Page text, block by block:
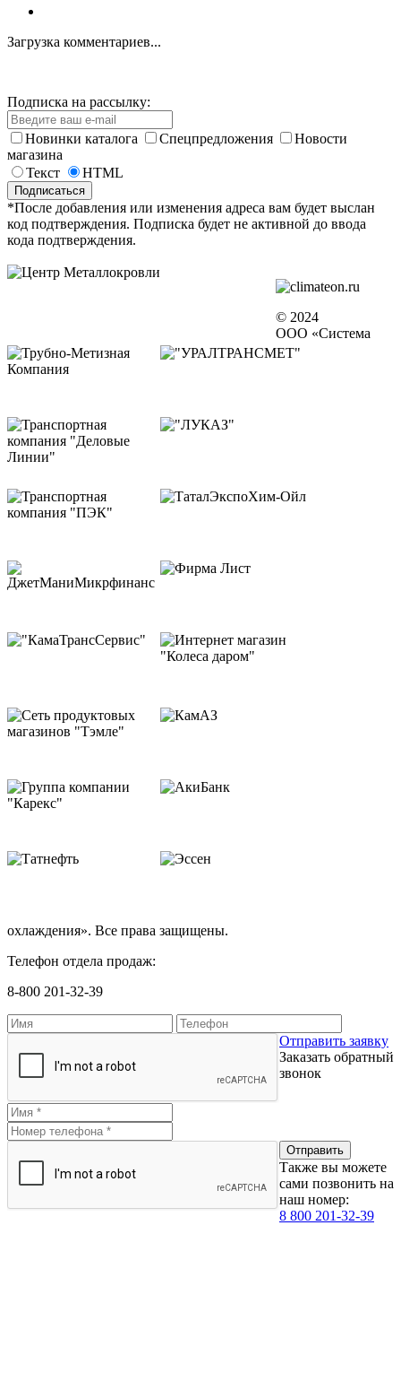
Загрузка комментариев...
Подписка на рассылку:
Новинки каталога Спецпредложения
Новости
магазина
Текст
HTML
*После добавления или изменения адреса вам будет выслан
код подтверждения. Подписка будет не активной до ввода
кода подтверждения.
© 2024
ООО «Система
охлаждения». Все права защищены.
Телефон отдела продаж:
8-800 201-32-39
Отправить заявку
Заказать обратный
звонок
Также вы можете
сами позвонить на
наш номер:
8 800 201-32-39